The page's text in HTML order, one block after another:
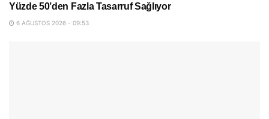
Yüzde 50’den Fazla Tasarruf Sağlıyor
6 AĞUSTOS 2026 - 09:53